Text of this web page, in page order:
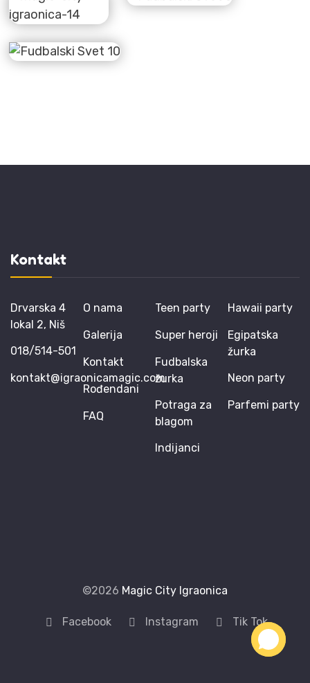
Kontakt
Drvarska 4
lokal 2, Niš
018/514-501
kontakt@igraonicamagic.com
O nama
Galerija
Kontakt
Rođendani
FAQ
Teen party
Super heroji
Fudbalska
žurka
Potraga za
blagom
Indijanci
Hawaii party
Egipatska
žurka
Neon party
Parfemi party
©2026 Magic City Igraonica
Facebook Instagram Tik Tok